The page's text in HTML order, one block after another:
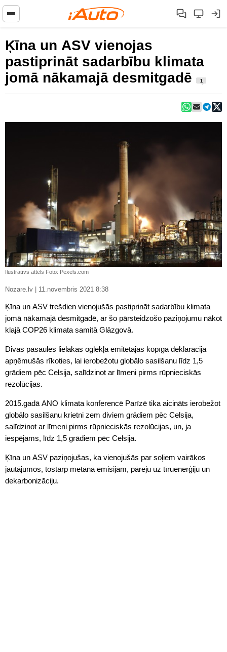
Ķīna un ASV vienojas
pastiprināt sadarbību klimata
jomā nākamajā desmitgadē
1
Ilustratīvs attēls Foto: Pexels.com
Nozare.lv | 11.novembris 2021 8:38
Ķīna un ASV trešdien vienojušās pastiprināt sadarbību klimata
jomā nākamajā desmitgadē, ar šo pārsteidzošo paziņojumu nākot
klajā COP26 klimata samitā Glāzgovā.
Divas pasaules lielākās oglekļa emitētājas kopīgā deklarācijā
apņēmušās rīkoties, lai ierobežotu globālo sasilšanu līdz 1,5
grādiem pēc Celsija, salīdzinot ar līmeni pirms rūpnieciskās
rezolūcijas.
2015.gadā ANO klimata konferencē Parīzē tika aicināts ierobežot
globālo sasilšanu krietni zem diviem grādiem pēc Celsija,
salīdzinot ar līmeni pirms rūpnieciskās rezolūcijas, un, ja
iespējams, līdz 1,5 grādiem pēc Celsija.
Ķīna un ASV paziņojušas, ka vienojušās par soļiem vairākos
jautājumos, tostarp metāna emisijām, pāreju uz tīruenerģiju un
dekarbonizāciju.